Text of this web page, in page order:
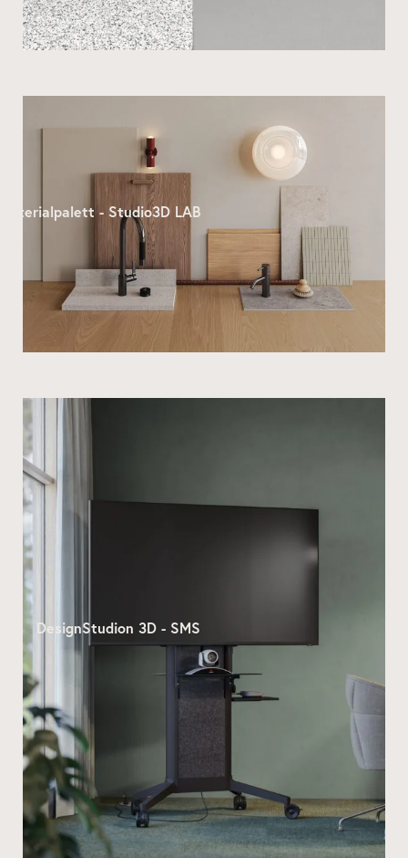
- Studio3D LAB
DesignStudion 3D - SMS